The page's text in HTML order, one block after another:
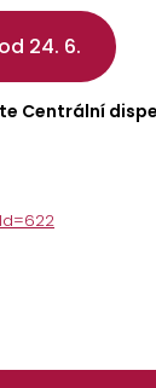
24. 6.
Centrální